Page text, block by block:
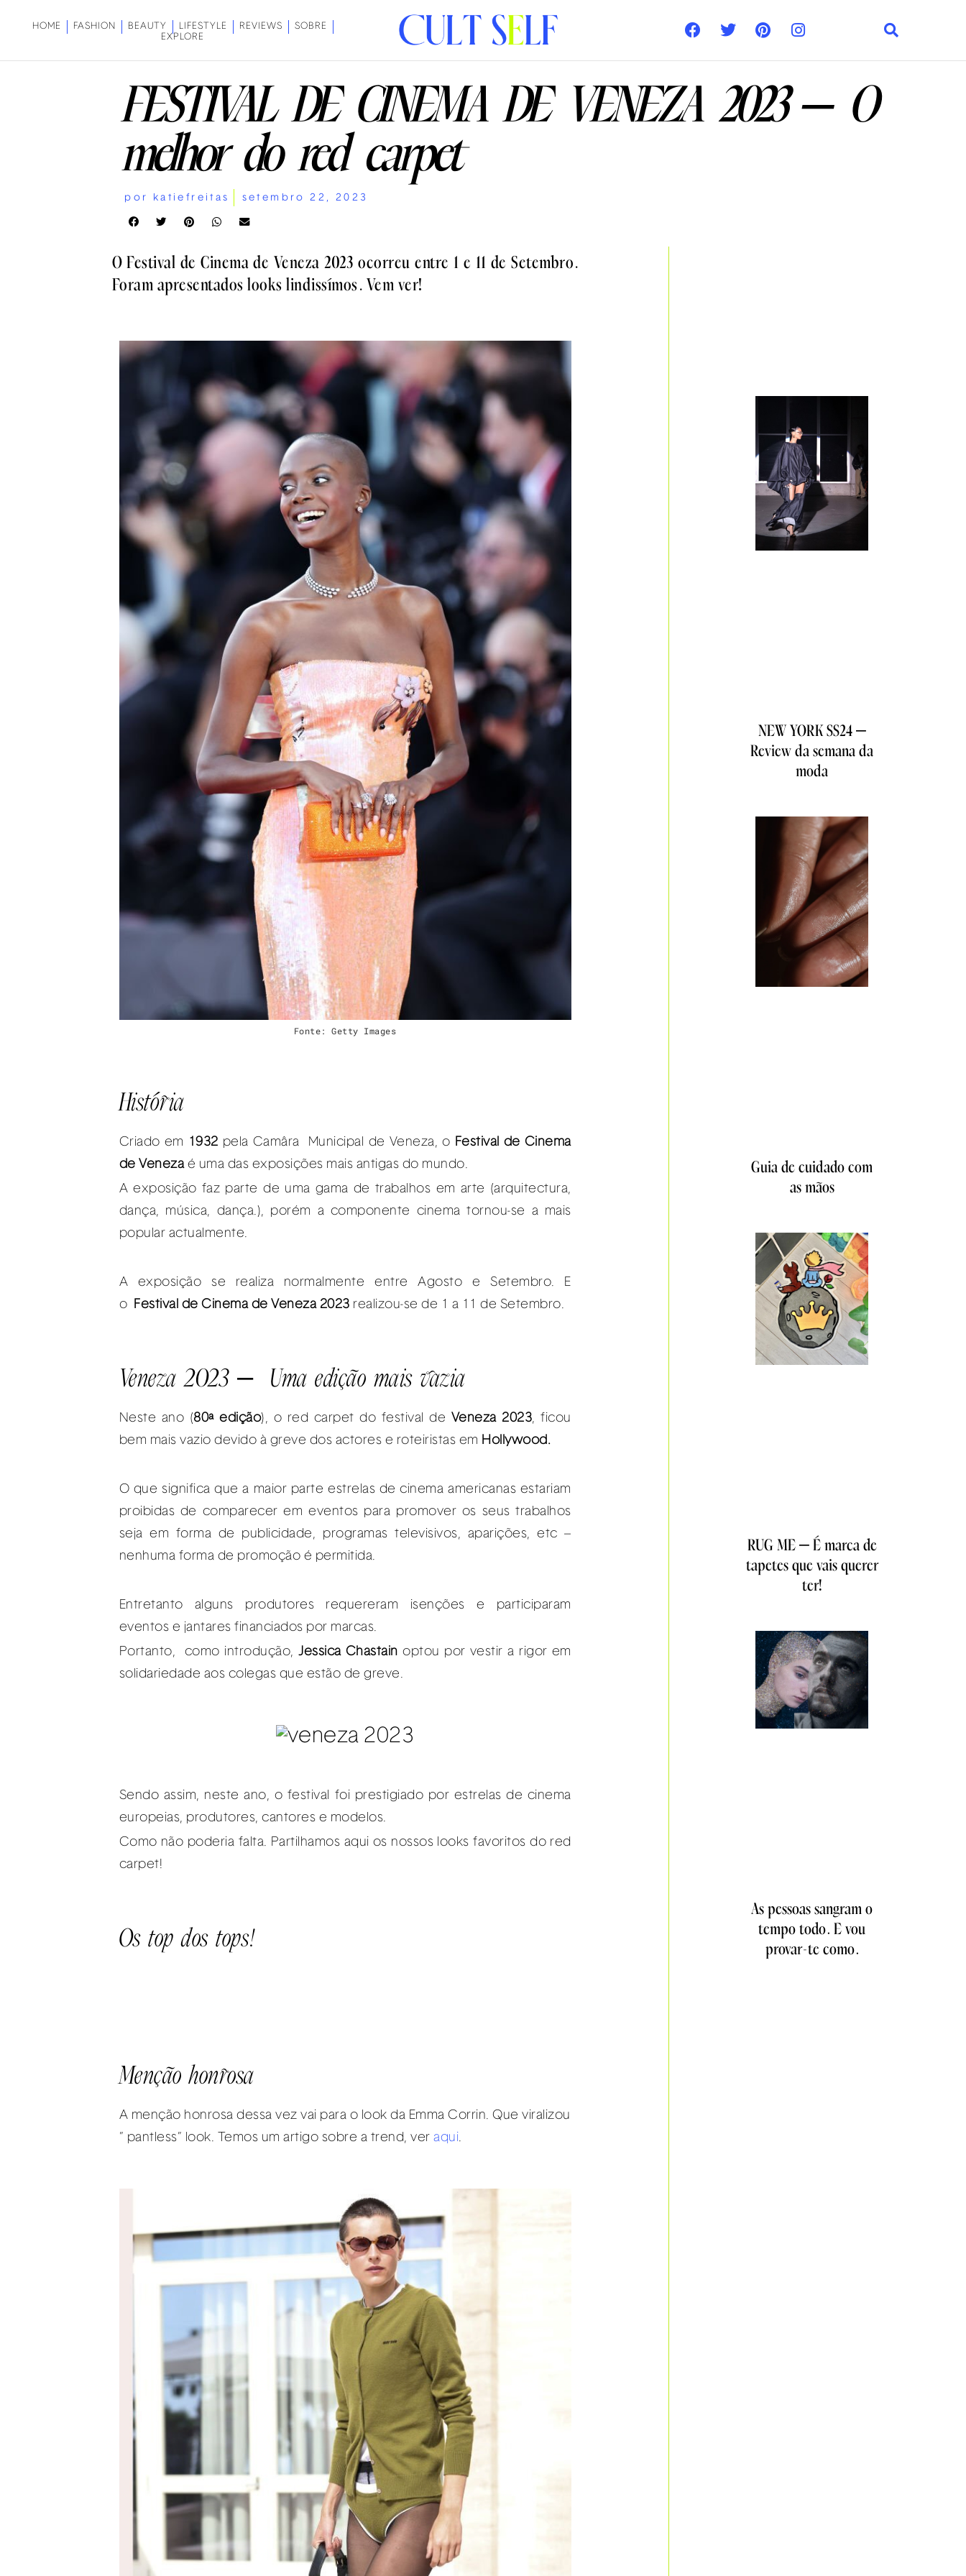
HOME FASHION BEAUTY LIFESTYLE REVIEWS
SOBRE
EXPLORE
FESTIVAL DE CINEMA DE VENEZA 2023 – O
melhor do red carpet
por katiefreitas setembro 22, 2023
O Festival de Cinema de Veneza 2023 ocorreu entre 1 e 11 de Setembro.
Foram apresentados looks lindissímos. Vem ver!
Fonte: Getty Images
História
Criado em 1932 pela Camâra Municipal de Veneza, o Festival de Cinema
de Venezaé uma das exposições mais antigas do mundo.
A exposição faz parte de uma gama de trabalhos em arte (arquitectura,
dança, música, dança.), porém a componente cinema tornou-se a mais
popular actualmente.
A exposição se realiza normalmente entre Agosto e Setembro. E
o
Festival de Cinema de Veneza 2023 realizou-se de 1 a 11 de Setembro.
Veneza 2023 – Uma edição mais vazia
Neste ano (80ª edição), o red carpet do festival de Veneza 2023, ficou
bem mais vazio devido à greve dos actores e roteiristas em Hollywood.
O que significa que a maior parte estrelas de cinema americanas estariam
proibidas de comparecer em eventos para promover os seus trabalhos
seja em forma de publicidade, programas televisivos, aparições, etc –
nenhuma forma de promoção é permitida.
Entretanto alguns produtores requereram isenções e participaram
eventos e jantares financiados por marcas.
Portanto, como introdução, JessicaChastain optou por vestir a rigor em
solidariedade aos colegas que estão de greve.
Sendo assim, neste ano, o festival foi prestigiado por estrelas de cinema
europeias, produtores, cantores e modelos.
Como não poderia falta. Partilhamos aqui os nossos looks favoritos do red
carpet!
Os top dos tops!
Menção honrosa
A menção honrosa dessa vez vai para o look da Emma Corrin. Que viralizou
” pantless” look. Temos um artigo sobre a trend, veraqui.
NEW YORK SS24 –
Review da semana da
moda
Guia de cuidado com
as mãos
RUG ME – É marca de
tapetes que vais querer
ter!
As pessoas sangram o
tempo todo. E vou
provar-te como.